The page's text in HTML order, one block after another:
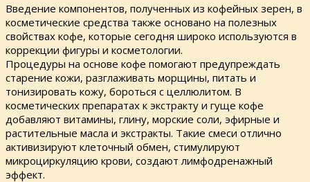
Введение компонентов, полученных из кофейных зерен, в
косметические средства также основано на полезных
свойствах кофе, которые сегодня широко используются в
коррекции фигуры и косметологии.
Процедуры на основе кофе помогают предупреждать
старение кожи, разглаживать морщины, питать и
тонизировать кожу, бороться с целлюлитом. В
косметических препаратах к экстракту и гуще кофе
добавляют витамины, глину, морские соли, эфирные и
растительные масла и экстракты. Такие смеси отлично
активизируют клеточный обмен, стимулируют
микроциркуляцию крови, создают лимфодренажный
эффект.